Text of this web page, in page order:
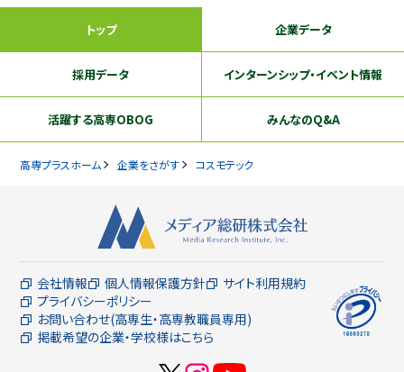
トップ 企業データ
採用データ インターンシップ・イベント情報
活躍する高専OBOG みんなのQ&A
高専プラスホーム 企業をさがす コスモテック
会社情報 個人情報保護方針
サイト利用規約
プライバシーポリシー
お問い合わせ(高専生・高専教職員専用)
掲載希望の企業・学校様はこちら